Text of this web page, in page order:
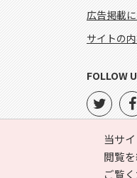
当サ
閲覧
ご覧く
広告掲載
サイトの
FOLLOW